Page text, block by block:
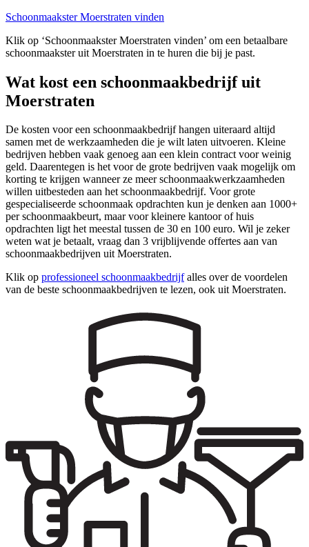
Schoonmaakster Moerstraten vinden
Klik op ‘Schoonmaakster Moerstraten vinden’ om een betaalbare
schoonmaakster uit Moerstraten in te huren die bij je past.
Wat kost een schoonmaakbedrijf uit
Moerstraten
De kosten voor een schoonmaakbedrijf hangen uiteraard altijd
samen met de werkzaamheden die je wilt laten uitvoeren. Kleine
bedrijven hebben vaak genoeg aan een klein contract voor weinig
geld. Daarentegen is het voor de grote bedrijven vaak mogelijk om
korting te krijgen wanneer ze meer schoonmaakwerkzaamheden
willen uitbesteden aan het schoonmaakbedrijf. Voor grote
gespecialiseerde schoonmaak opdrachten kun je denken aan 1000+
per schoonmaakbeurt, maar voor kleinere kantoor of huis
opdrachten ligt het meestal tussen de 30 en 100 euro. Wil je zeker
weten wat je betaalt, vraag dan 3 vrijblijvende offertes aan van
schoonmaakbedrijven uit Moerstraten.
Klik op professioneel schoonmaakbedrijfalles over de voordelen
van de beste schoonmaakbedrijven te lezen, ook uit Moerstraten.